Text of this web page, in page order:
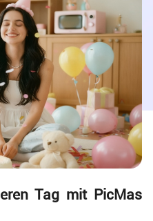
Tag mit PicMas